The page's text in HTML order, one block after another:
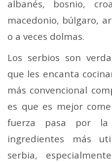
albanés, bosnio,
macedonio, búlgaro,
o a veces dolmas.
Los serbios son
que les encanta
más convencional
es que es mejor
fuerza pasa por
ingredientes más
serbia,